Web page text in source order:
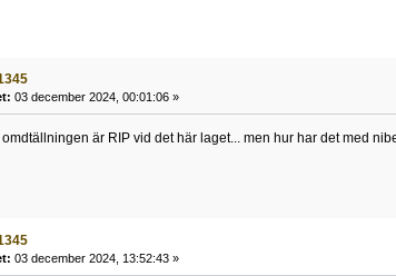
03 december 2024, 00:01:06 »
är RIP vid det här laget... men hur har det med
03 december 2024, 13:52:43 »